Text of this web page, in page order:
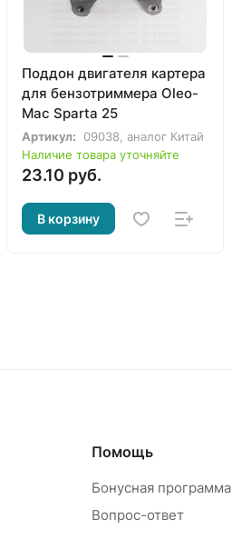
Поддон двигателя картера
для бензотриммера Oleo-
Mac Sparta 25
Артикул:
09038, аналог Китай
Наличие товара уточняйте
23.10 руб.
В корзину
Помощь
Бонусная программа
Вопрос-ответ